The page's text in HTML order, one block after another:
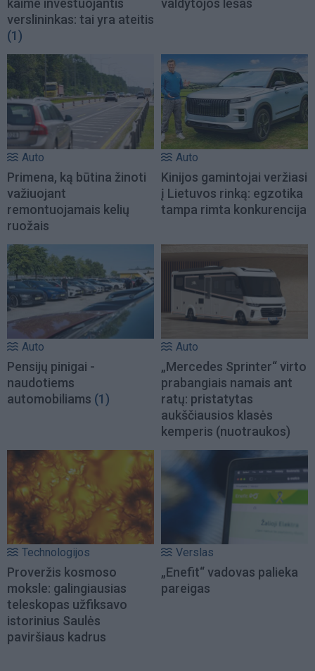
kaime investuojantis
verslininkas: tai yra ateitis
(1)
valdytojos lėšas
Auto
Primena, ką būtina žinoti
važiuojant
remontuojamais kelių
ruožais
Auto
Kinijos gamintojai veržiasi
į Lietuvos rinką: egzotika
tampa rimta konkurencija
Auto
Pensijų pinigai -
naudotiems
automobiliams (1)
Auto
„Mercedes Sprinter“ virto
prabangiais namais ant
ratų: pristatytas
aukščiausios klasės
kemperis (nuotraukos)
Technologijos
Proveržis kosmoso
moksle: galingiausias
teleskopas užfiksavo
istorinius Saulės
paviršiaus kadrus
Verslas
„Enefit“ vadovas palieka
pareigas